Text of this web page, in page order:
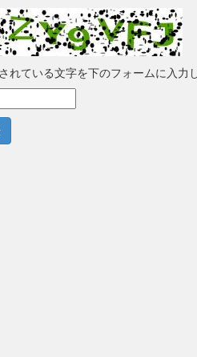
れている文字を下のフォームに入力